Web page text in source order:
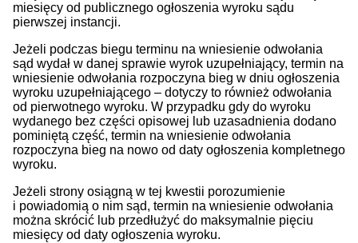
miesięcy od publicznego ogłoszenia wyroku sądu
pierwszej instancji.
Jeżeli podczas biegu terminu na wniesienie odwołania
sąd wydał w danej sprawie wyrok uzupełniający, termin na
wniesienie odwołania rozpoczyna bieg w dniu ogłoszenia
wyroku uzupełniającego – dotyczy to również odwołania
od pierwotnego wyroku. W przypadku gdy do wyroku
wydanego bez części opisowej lub uzasadnienia dodano
pominiętą część, termin na wniesienie odwołania
rozpoczyna bieg na nowo od daty ogłoszenia kompletnego
wyroku.
Jeżeli strony osiągną w tej kwestii porozumienie
i powiadomią o nim sąd, termin na wniesienie odwołania
można skrócić lub przedłużyć do maksymalnie pięciu
miesięcy od daty ogłoszenia wyroku.